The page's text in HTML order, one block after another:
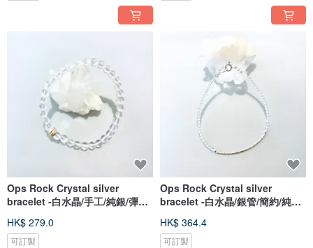
Ops Rock Crystal silver
bracelet -白水晶/手工/純銀/彈性
HK$ 279.0
可訂製
Ops Rock Crystal silver
bracelet -白水晶/銀管/簡約/純銀/
HK$ 364.4
可訂製